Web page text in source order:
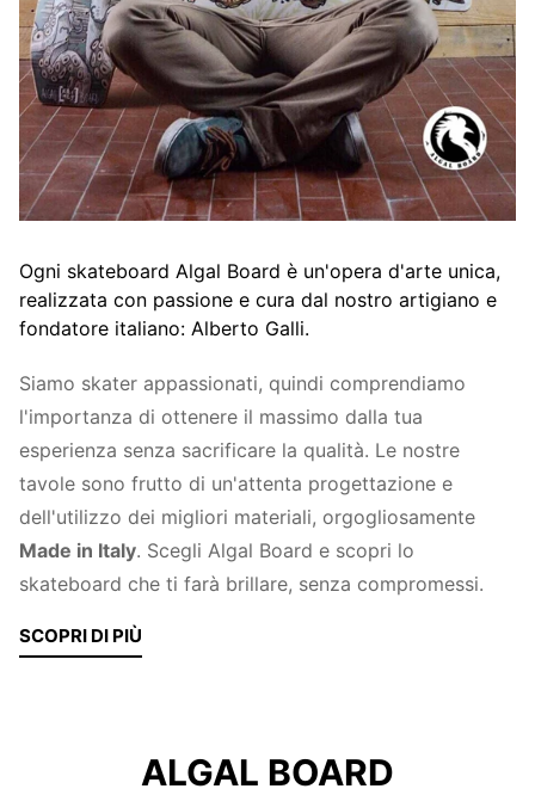
Ogni skateboard Algal Board è un'opera d'arte unica,
realizzata con passione e cura dal nostro artigiano e
fondatore italiano: Alberto Galli.
Siamo skater appassionati, quindi comprendiamo
l'importanza di ottenere il massimo dalla tua
esperienza senza sacrificare la qualità. Le nostre
tavole sono frutto di un'attenta progettazione e
dell'utilizzo dei migliori materiali, orgogliosamente
Made in Italy. Scegli Algal Board e scopri lo
skateboard che ti farà brillare, senza compromessi.
SCOPRI DI PIÙ
ALGAL BOARD